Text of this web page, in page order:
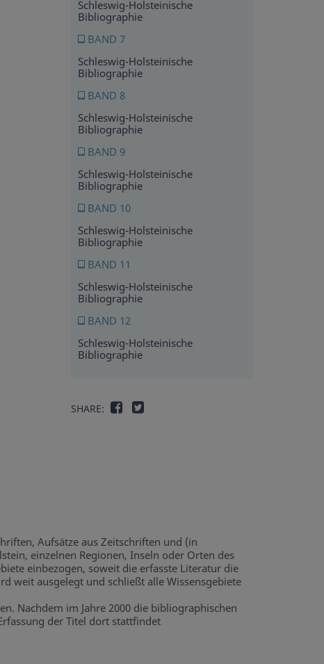
Schleswig-Holsteinische
Bibliographie
BAND 7
Schleswig-Holsteinische
Bibliographie
BAND 8
Schleswig-Holsteinische
Bibliographie
BAND 9
Schleswig-Holsteinische
Bibliographie
BAND 10
Schleswig-Holsteinische
Bibliographie
BAND 11
Schleswig-Holsteinische
Bibliographie
BAND 12
Schleswig-Holsteinische
Bibliographie
SHARE:
Aufsätze aus Zeitschriften und (in
einzelnen Regionen, Inseln oder Orten des
einbezogen, soweit die erfasste Literatur die
weit ausgelegt und schließt alle Wissensgebiete
Nachdem im Jahre 2000 die bibliographischen
der Titel dort stattfindet